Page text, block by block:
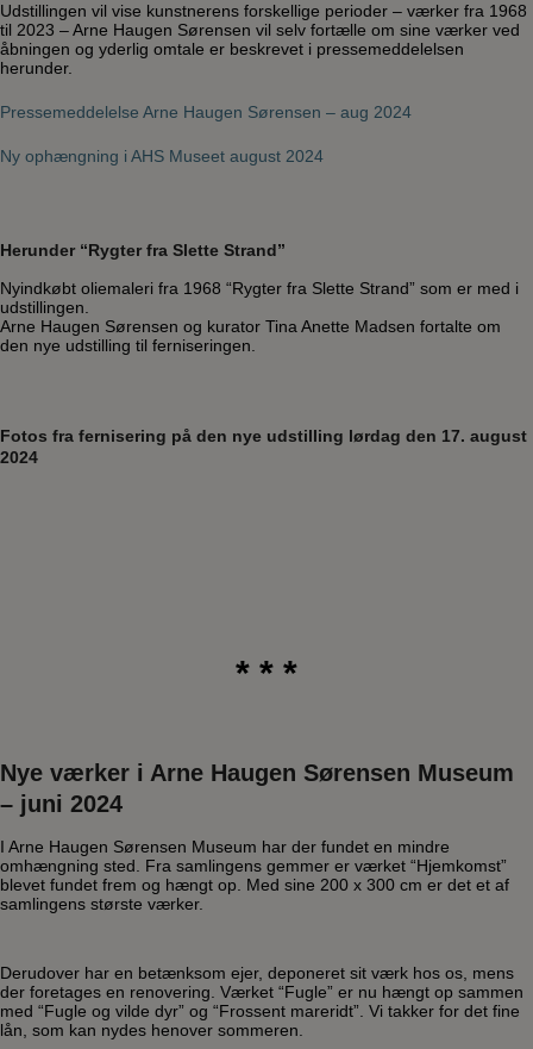
Udstillingen vil vise kunstnerens forskellige perioder – værker fra 1968
til 2023 – Arne Haugen Sørensen vil selv fortælle om sine værker ved
åbningen og yderlig omtale er beskrevet i pressemeddelelsen
herunder.
Pressemeddelelse Arne Haugen Sørensen – aug 2024
Ny ophængning i AHS Museet august 2024
Herunder “Rygter fra Slette Strand”
Nyindkøbt oliemaleri fra 1968 “Rygter fra Slette Strand” som er med i
udstillingen.
Arne Haugen Sørensen og kurator Tina Anette Madsen fortalte om
den nye udstilling til ferniseringen.
Fotos fra fernisering på den nye udstilling lørdag den 17. august
2024
* * *
Nye værker i Arne Haugen Sørensen Museum
– juni 2024
I Arne Haugen Sørensen Museum har der fundet en mindre
omhængning sted. Fra samlingens gemmer er værket “Hjemkomst”
blevet fundet frem og hængt op. Med sine 200 x 300 cm er det et af
samlingens største værker.
Derudover har en betænksom ejer, deponeret sit værk hos os, mens
der foretages en renovering. Værket “Fugle” er nu hængt op sammen
med “Fugle og vilde dyr” og “Frossent mareridt”. Vi takker for det fine
lån, som kan nydes henover sommeren.